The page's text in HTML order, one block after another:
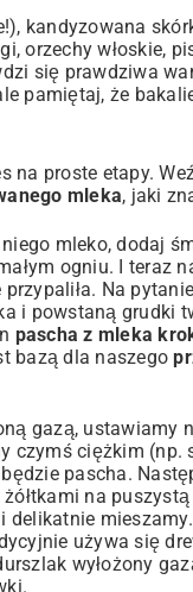
kandyzowana
orzechy włoskie,
się prawdziwa
pamiętaj, że
na proste etapy.
mleka, jaki
mleko, dodaj
ogniu. I teraz
Na
i powstaną grudki
pascha z mleka
bazą dla naszego
gazą, ustawiamy
czymś ciężkim (np.
pascha.
na
delikatnie
używa się
wyłożony